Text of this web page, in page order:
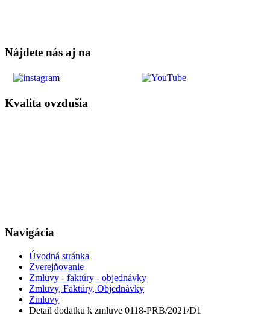
Nájdete nás aj na
Kvalita ovzdušia
Navigácia
Úvodná stránka
Zverejňovanie
Zmluvy - faktúry - objednávky
Zmluvy, Faktúry, Objednávky
Zmluvy
Detail dodatku k zmluve 0118-PRB/2021/D1